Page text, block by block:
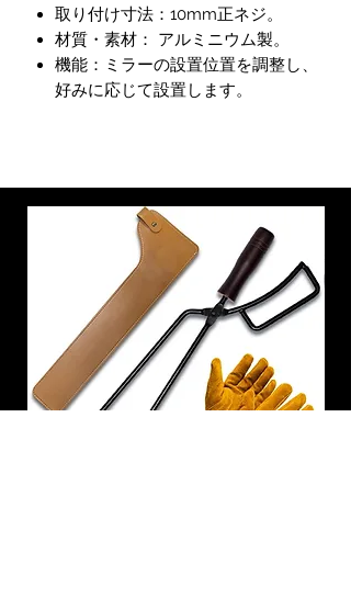
取り付け寸法：10mm正ネジ。
材質・素材： アルミニウム製。
機能：ミラーの設置位置を調整し、
好みに応じて設置します。